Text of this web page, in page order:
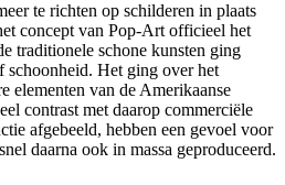
te richten op schilderen in plaats
concept van Pop-Art officieel het
traditionele schone kunsten ging
schoonheid. Het ging over het
elementen van de Amerikaanse
contrast met daarop commerciële
afgebeeld, hebben een gevoel voor
daarna ook in massa geproduceerd.